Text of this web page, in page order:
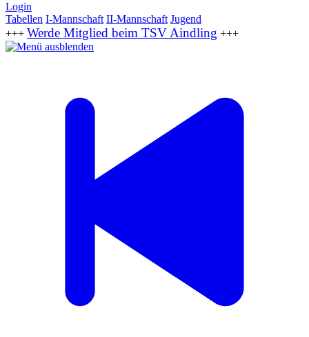
Login
Tabellen I-Mannschaft II-Mannschaft Jugend
+++ Werde Mitglied beim TSV Aindling +++